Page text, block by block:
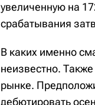
увеличенную на
срабатывания
В каких именно
неизвестно.
рынке.
дебютировать